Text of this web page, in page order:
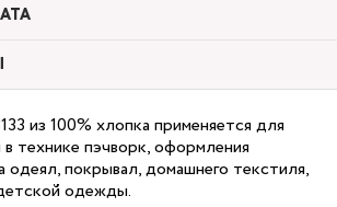
из 100% хлопка применяется для
технике пэчворк, оформления
одеял, покрывал, домашнего текстиля,
одежды.